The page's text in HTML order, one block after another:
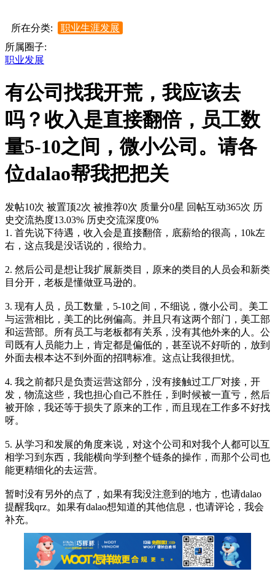
所在分类:
职业生涯发展
所属圈子:
职业发展
有公司找我开荒，我应该去
吗？收入是直接翻倍，员工数
量5-10之间，微小公司。请各
位dalao帮我把把关
发帖10次 被置顶2次 被推荐0次 质量分0星 回帖互动365次 历
史交流热度13.03% 历史交流深度0%
1. 首先说下待遇，收入会是直接翻倍，底薪给的很高，10k左
右，这点我是没话说的，很给力。
2. 然后公司是想让我扩展新类目，原来的类目的人员会和新类
目分开，老板是懂做亚马逊的。
3. 现有人员，员工数量，5-10之间，不细说，微小公司。美工
与运营相比，美工的比例偏高。并且只有这两个部门，美工部
和运营部。所有员工与老板都有关系，没有其他外来的人。公
司既有人员能力上，肯定都是偏低的，甚至说不好听的，放到
外面去根本达不到外面的招聘标准。这点让我很担忧。
4. 我之前都只是负责运营这部分，没有接触过工厂对接，开
发，物流这些，我也担心自己不胜任，到时候被一直亏，然后
被开除，我还等于损失了原来的工作，而且现在工作多不好找
呀。
5. 从学习和发展的角度来说，对这个公司和对我个人都可以互
相学习到东西，我能横向学到整个链条的操作，而那个公司也
能更精细化的去运营。
暂时没有另外的点了，如果有我没注意到的地方，也请dalao
提醒我qrz。如果有dalao想知道的其他信息，也请评论，我会
补充。